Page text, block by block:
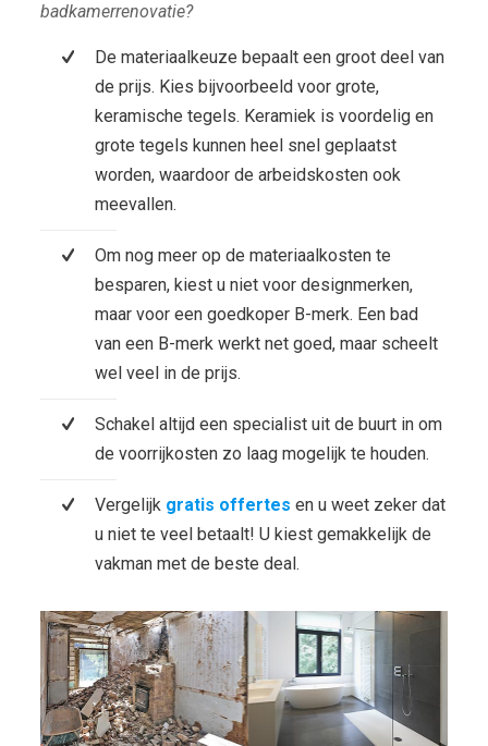
badkamerrenovatie?
De materiaalkeuze bepaalt een groot deel van
de prijs. Kies bijvoorbeeld voor grote,
keramische tegels. Keramiek is voordelig en
grote tegels kunnen heel snel geplaatst
worden, waardoor de arbeidskosten ook
meevallen.
Om nog meer op de materiaalkosten te
besparen, kiest u niet voor designmerken,
maar voor een goedkoper B-merk. Een bad
van een B-merk werkt net goed, maar scheelt
wel veel in de prijs.
Schakel altijd een specialist uit de buurt in om
de voorrijkosten zo laag mogelijk te houden.
Vergelijk gratis offertes en u weet zeker dat
u niet te veel betaalt! U kiest gemakkelijk de
vakman met de beste deal.